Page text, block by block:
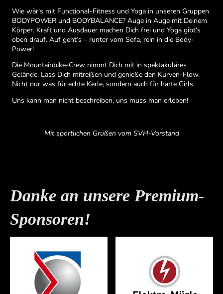
Wie wär‘s mit Functional-Fitness und Yoga in unseren Gruppen
BODYPOWER und BODYBALANCE? Auge in Auge mit Deinem
Körper. Kraft und Ausdauer machen Dich frei und Yoga gibt‘s
oben drauf. Auf geht‘s – runter vom Sofa, rein in die Body-
Power!
Die Mountainbike-Crew nimmt Dich mit in spektakuläres
Gelände. Lass Dich mitreißen und genieße den Kurven-Flow.
Nicht nur was für echte Kerle, sondern auch für harte Girls.
Uns kann man nicht beschreiben, uns muss man erleben!
Mit sportlichen Grüßen vom SVH-Vorstand
Danke an unsere Premium-
Sponsoren!